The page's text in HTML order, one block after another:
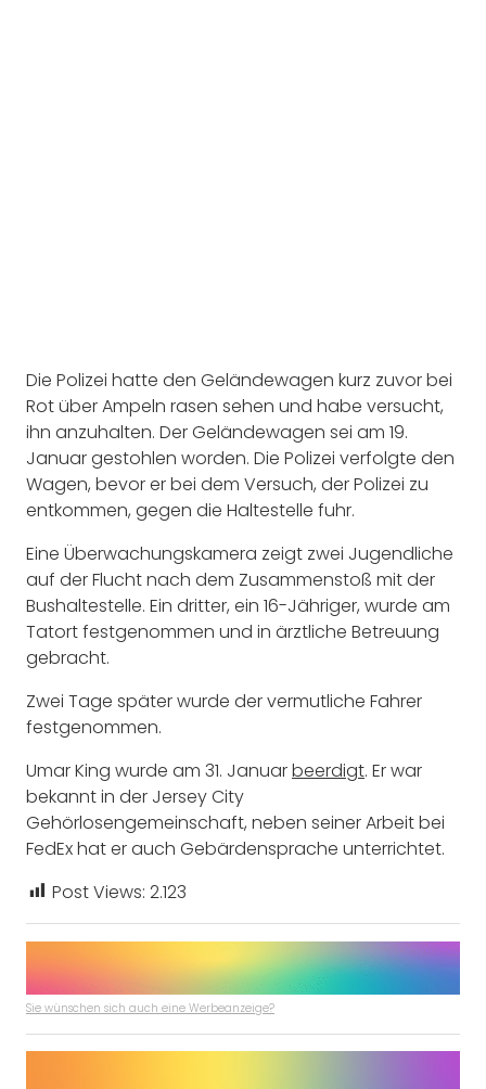
Die Polizei hatte den Geländewagen kurz zuvor bei
Rot über Ampeln rasen sehen und habe versucht,
ihn anzuhalten. Der Geländewagen sei am 19.
Januar gestohlen worden. Die Polizei verfolgte den
Wagen, bevor er bei dem Versuch, der Polizei zu
entkommen, gegen die Haltestelle fuhr.
Eine Überwachungskamera zeigt zwei Jugendliche
auf der Flucht nach dem Zusammenstoß mit der
Bushaltestelle. Ein dritter, ein 16-Jähriger, wurde am
Tatort festgenommen und in ärztliche Betreuung
gebracht.
Zwei Tage später wurde der vermutliche Fahrer
festgenommen.
Umar King wurde am 31. Januarbeerdigt. Er war
bekannt in der Jersey City
Gehörlosengemeinschaft, neben seiner Arbeit bei
FedEx hat er auch Gebärdensprache unterrichtet.
Post Views: 2.123
Sie wünschen sich auch eine Werbeanzeige?